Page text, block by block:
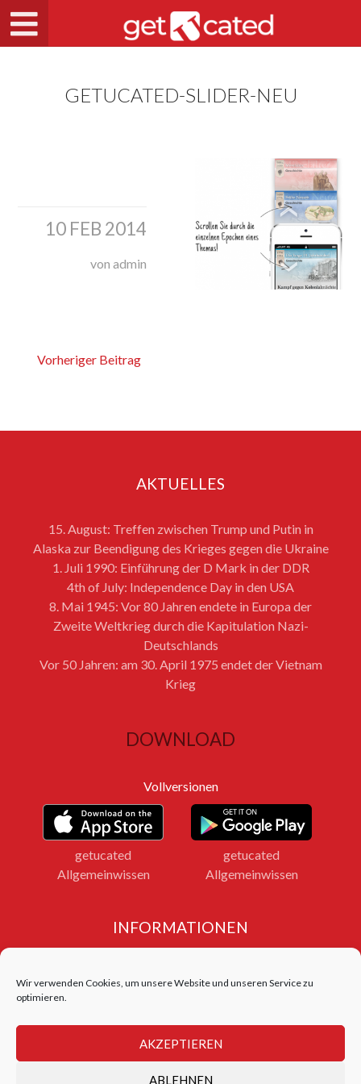
Wir verwenden Cookies, um unsere Website und unseren Service zu
optimieren.
AKZEPTIEREN
ABLEHNEN
GETUCATED-SLIDER-NEU
10 FEB 2014
von admin
Vorheriger Beitrag
AKTUELLES
15. August: Treffen zwischen Trump und Putin in
Alaska zur Beendigung des Krieges gegen die Ukraine
1. Juli 1990: Einführung der D Mark in der DDR
4th of July: Independence Day in den USA
8. Mai 1945: Vor 80 Jahren endete in Europa der
Zweite Weltkrieg durch die Kapitulation Nazi-
Deutschlands
Vor 50 Jahren: am 30. April 1975 endet der Vietnam
Krieg
DOWNLOAD
Vollversionen
getucated
Allgemeinwissen
getucated
Allgemeinwissen
INFORMATIONEN
Impressum
Bildnachweise
Login Test Center